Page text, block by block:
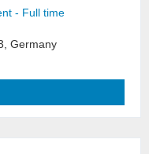
- Full time
Germany